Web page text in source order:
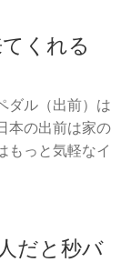
くれる
ダル（出前）は
本の出前は家の
もっと気軽なイ
だと秒バ